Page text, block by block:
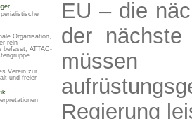
Organisation,
rein
befasst; ATTAC-
Verein zur
und freier
EU – die
der
müssen
Regierung